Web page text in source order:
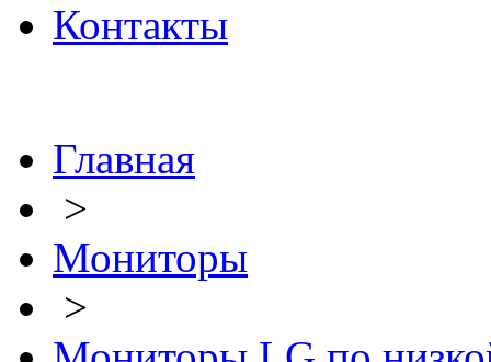
Контакты
Главная
>
Мониторы
>